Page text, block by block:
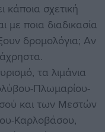
κάποια σχετική
με ποια διαδικασία
δρομολόγια; Αν
τα λιμάνια
Πλωμαρίου-
και των Μεστών
Καρλοβάσου,